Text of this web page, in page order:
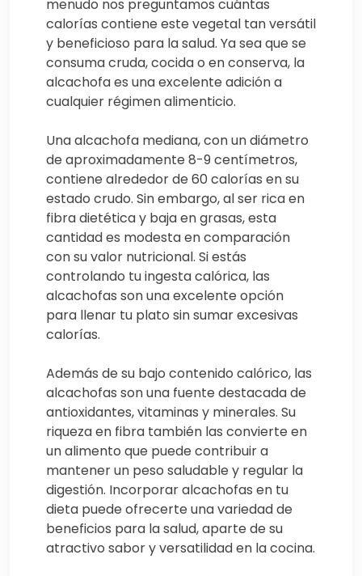
menudo nos preguntamos cuántas
calorías contiene este vegetal tan versátil
y beneficioso para la salud. Ya sea que se
consuma cruda, cocida o en conserva, la
alcachofa es una excelente adición a
cualquier régimen alimenticio.
Una alcachofa mediana, con un diámetro
de aproximadamente 8-9 centímetros,
contiene alrededor de 60 calorías en su
estado crudo. Sin embargo, al ser rica en
fibra dietética y baja en grasas, esta
cantidad es modesta en comparación
con su valor nutricional. Si estás
controlando tu ingesta calórica, las
alcachofas son una excelente opción
para llenar tu plato sin sumar excesivas
calorías.
Además de su bajo contenido calórico, las
alcachofas son una fuente destacada de
antioxidantes, vitaminas y minerales. Su
riqueza en fibra también las convierte en
un alimento que puede contribuir a
mantener un peso saludable y regular la
digestión. Incorporar alcachofas en tu
dieta puede ofrecerte una variedad de
beneficios para la salud, aparte de su
atractivo sabor y versatilidad en la cocina.